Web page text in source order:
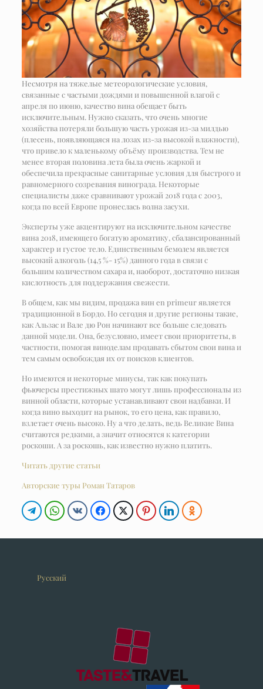
Несмотря на тяжелые метеорологические условия,
связанные с частыми дождями и повышенной влагой с
апреля по июню, качество вина обещает быть
исключительным. Нужно сказать, что очень многие
хозяйства потеряли большую часть урожая из-за милдью
(плесень, появляющаяся на лозах из-за высокой влажности),
что привело к маленькому объёму производства. Тем не
менее вторая половина лета была очень жаркой и
обеспечила прекрасные санитарные условия для быстрого и
равномерного созревания винограда. Некоторые
специалисты даже сравнивают урожай 2018 года с 2003,
когда по всей Европе пронеслась волна засухи.
Эксперты уже акцентируют на исключительном качестве
вина 2018, имеющего богатую ароматику, сбалансированный
характер и густое тело. Единственным бемолем является
высокий алкоголь (14,5 %- 15%) данного года в связи с
большим количеством сахара и, наоборот, достаточно низкая
кислотность для поддержания свежести.
В общем, как мы видим, продажа вин en primeur является
традиционной в Бордо. Но сегодня и другие регионы такие,
как Альзас и Вале дю Рон начинают все больше следовать
данной модели. Она, безусловно, имеет свои приоритеты, в
частности, помогая виноделам продавать сбытом свои вина и
тем самым освобождая их от поисков клиентов.
Но имеются и некоторые минусы, так как покупать
фьючерсы престижных шато могут лишь профессионалы из
винной области, которые устанавливают свои надбавки. И
когда вино выходит на рынок, то его цена, как правило,
взлетает очень высоко. Ну а что делать, ведь Великие Вина
считаются редкими, а значит относятся к категории
роскоши. А за роскошь, как известно нужно платить.
Читать другие статьи
Авторские туры Роман Татаров
Русский